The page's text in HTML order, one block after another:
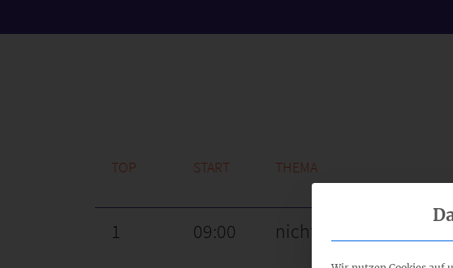
TOP START THEMA
1 09:00 nicht öffentlich